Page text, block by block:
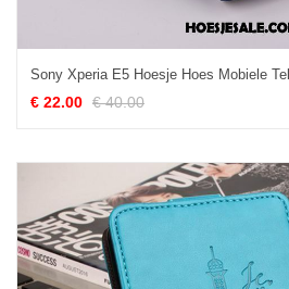
€ 22.00 € 40.00